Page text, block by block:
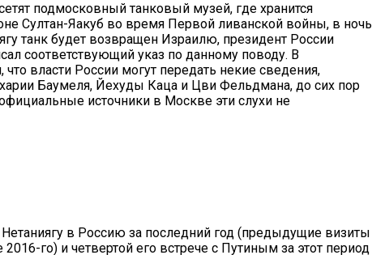
подмосковный танковый музей, где хранится
Султан-Яакуб во время Первой ливанской войны, в ночь
танк будет возвращен Израилю, президент России
соответствующий указ по данному поводу. В
власти России могут передать некие сведения,
Баумеля, Йехуды Каца и Цви Фельдмана, до сих пор
источники в Москве эти слухи не
в Россию за последний год (предыдущие визиты
го) и четвертой его встрече с Путиным за этот период